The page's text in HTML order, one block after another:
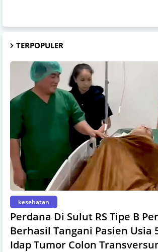
TERPOPULER
kesehatan
Perdana Di Sulut RS Tipe B
Berhasil Tangani Pasien Usia
Idap Tumor Colon